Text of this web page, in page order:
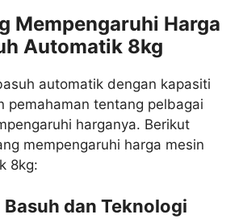
Mempengaruhi Harga
Automatik 8kg
automatik dengan kapasiti
pemahaman tentang pelbagai
harganya. Berikut
mempengaruhi harga mesin
8kg:
dan Teknologi